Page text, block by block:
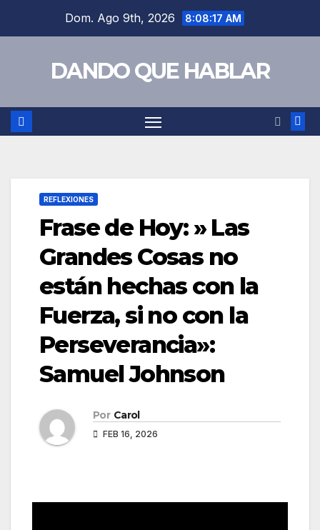
Dom. Ago 9th, 2026 8:08:19 AM
DANDO QUE HABLAR
REFLEXIONES
Frase de Hoy: » Las
Grandes Cosas no
están hechas con la
Fuerza, si no con la
Perseverancia»:
Samuel Johnson
Por Carol
FEB 16, 2026